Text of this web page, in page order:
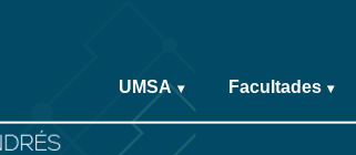
UMSA ▾ Facultades ▾